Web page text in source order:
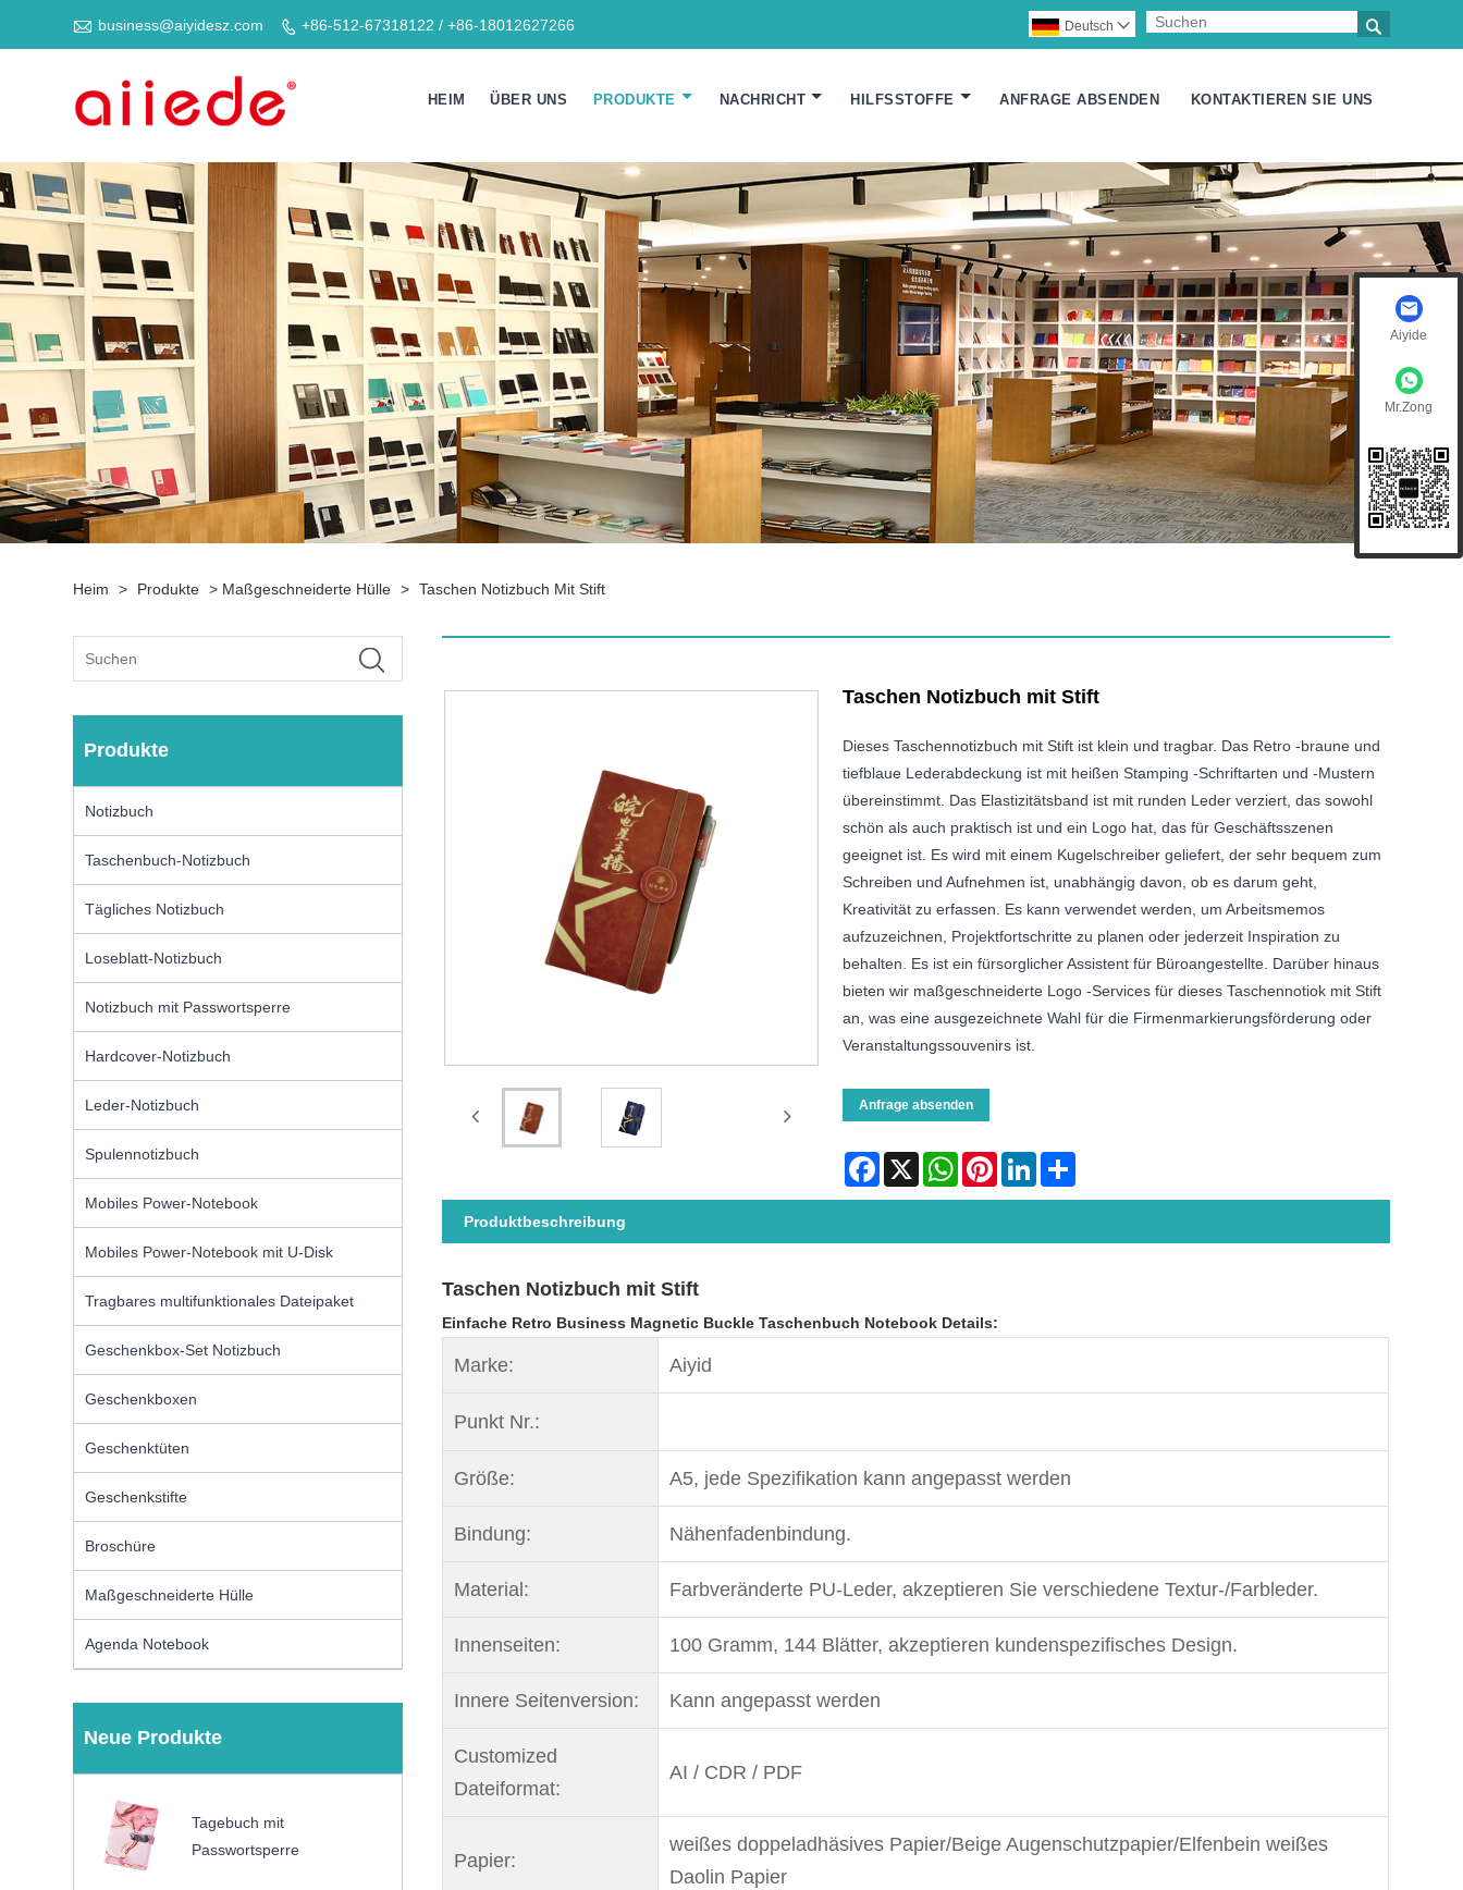
 business@aiyidesz.com  +86-512-67318122 / +86-18012627266 
Deutsch 
HEIM ÜBER UNS PRODUKTE NACHRICHT HILFSSTOFFE ANFRAGE ABSENDEN KONTAKTIEREN SIE UNS
Heim > Produkte > Maßgeschneiderte Hülle > Taschen Notizbuch Mit Stift
Produkte
Notizbuch
Taschenbuch-Notizbuch
Tägliches Notizbuch
Loseblatt-Notizbuch
Notizbuch mit Passwortsperre
Hardcover-Notizbuch
Leder-Notizbuch
Spulennotizbuch
Mobiles Power-Notebook
Mobiles Power-Notebook mit U-Disk
Tragbares multifunktionales Dateipaket
Geschenkbox-Set Notizbuch
Geschenkboxen
Geschenktüten
Geschenkstifte
Broschüre
Maßgeschneiderte Hülle
Agenda Notebook
Neue Produkte
Tagebuch mit
Passwortsperre
Taschen Notizbuch mit Stift
Dieses Taschennotizbuch mit Stift ist klein und tragbar. Das Retro -braune und
tiefblaue Lederabdeckung ist mit heißen Stamping -Schriftarten und -Mustern
übereinstimmt. Das Elastizitätsband ist mit runden Leder verziert, das sowohl
schön als auch praktisch ist und ein Logo hat, das für Geschäftsszenen
geeignet ist. Es wird mit einem Kugelschreiber geliefert, der sehr bequem zum
Schreiben und Aufnehmen ist, unabhängig davon, ob es darum geht,
Kreativität zu erfassen. Es kann verwendet werden, um Arbeitsmemos
aufzuzeichnen, Projektfortschritte zu planen oder jederzeit Inspiration zu
behalten. Es ist ein fürsorglicher Assistent für Büroangestellte. Darüber hinaus
bieten wir maßgeschneiderte Logo -Services für dieses Taschennotiok mit Stift
an, was eine ausgezeichnete Wahl für die Firmenmarkierungsförderung oder
Veranstaltungssouvenirs ist.
Anfrage absenden
Facebook
X WhatsAppPinterestLinkedInShare
Produktbeschreibung
Taschen Notizbuch mit Stift
Einfache Retro Business Magnetic Buckle Taschenbuch Notebook Details:
Marke: Aiyid
Punkt Nr.:
Größe: A5, jede Spezifikation kann angepasst werden
Bindung: Nähenfadenbindung.
Material: Farbveränderte PU-Leder, akzeptieren Sie verschiedene Textur-/Farbleder.
Innenseiten: 100 Gramm, 144 Blätter, akzeptieren kundenspezifisches Design.
Innere Seitenversion: Kann angepasst werden
Customized
Dateiformat:
AI / CDR / PDF
Papier:
weißes doppeladhäsives Papier/Beige Augenschutzpapier/Elfenbein weißes
Daolin Papier
Aiyide
Mr.Zong